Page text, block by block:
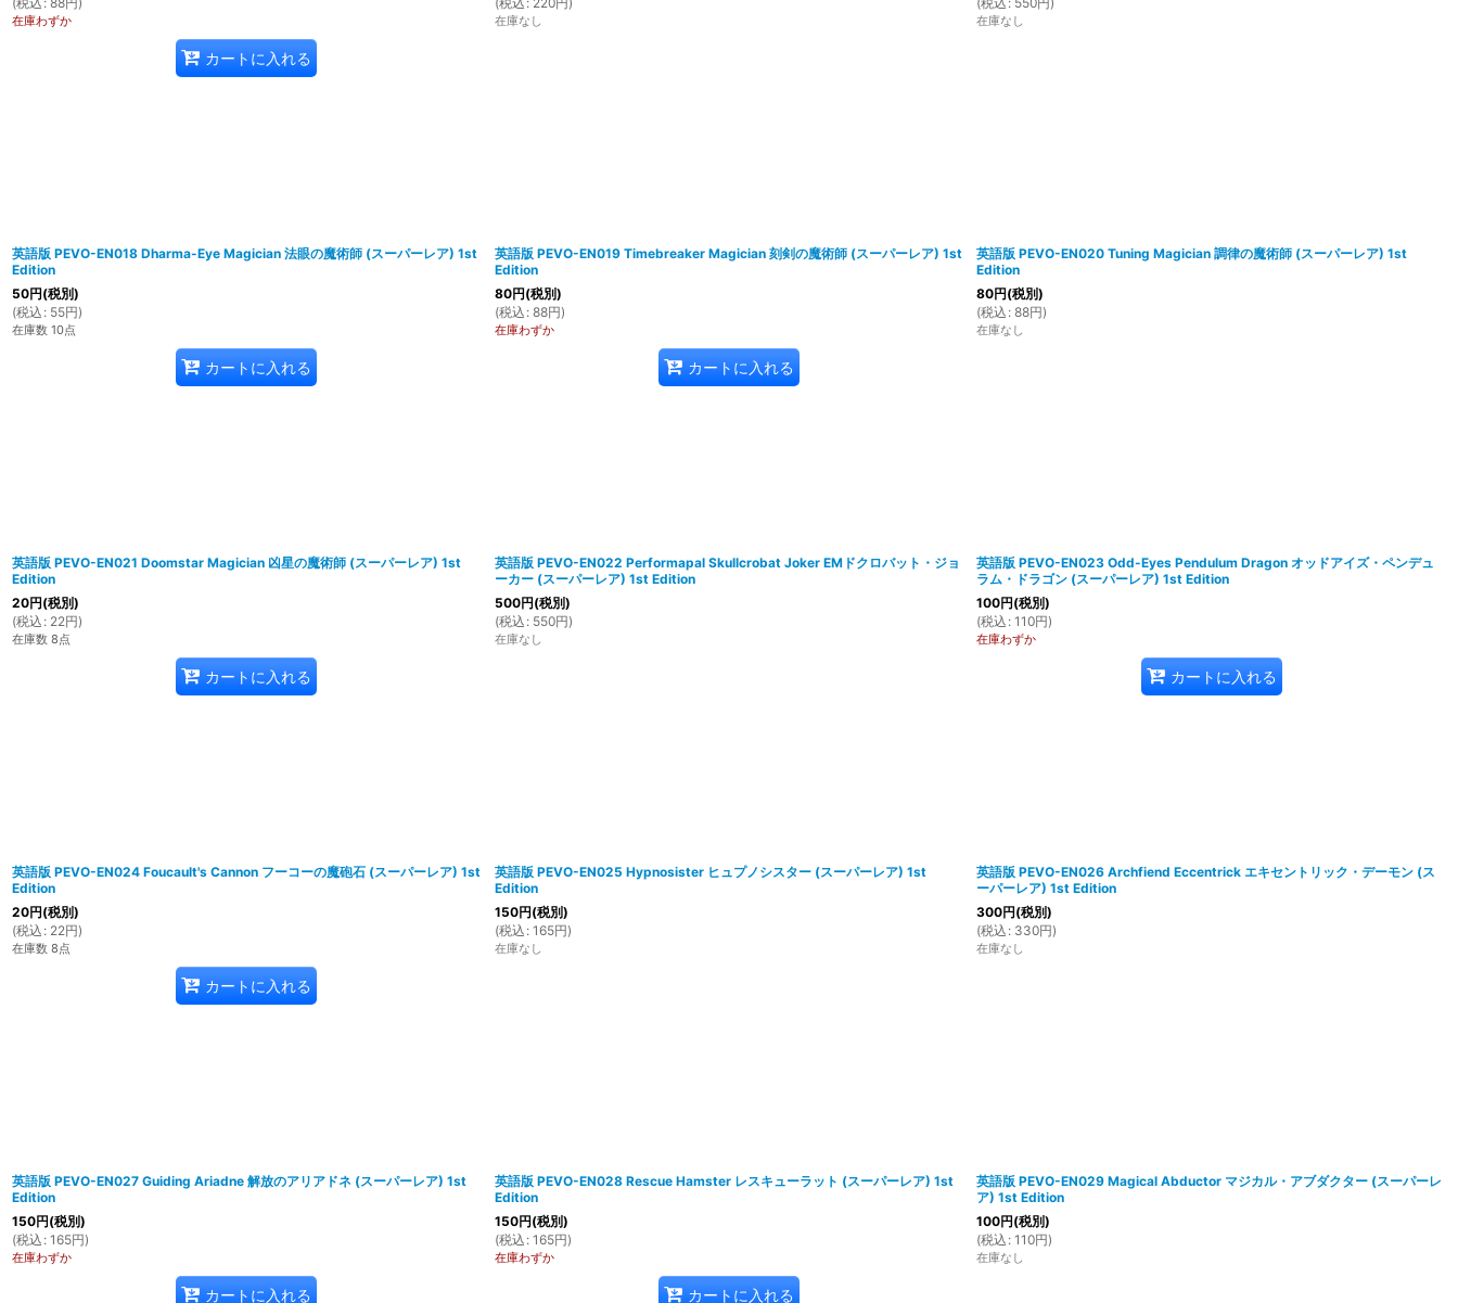
在庫わずか
カートに入れる
在庫なし 在庫なし
英語版 PEVO-EN018 Dharma-Eye Magician 法眼の魔術師 (スーパーレア) 1st
Edition
50円(税別)
(税込 : 55円)
在庫数 10点
カートに入れる
英語版 PEVO-EN019 Timebreaker Magician 刻剣の魔術師 (スーパーレア) 1st
Edition
80円(税別)
(税込 : 88円)
在庫わずか
カートに入れる
英語版 PEVO-EN020 Tuning Magician 調律の魔術師 (スーパーレア) 1st
Edition
80円(税別)
(税込 : 88円)
在庫なし
英語版 PEVO-EN021 Doomstar Magician 凶星の魔術師 (スーパーレア) 1st
Edition
20円(税別)
(税込 : 22円)
在庫数 8点
カートに入れる
英語版 PEVO-EN022 Performapal Skullcrobat Joker EMドクロバット・ジョ
ーカー (スーパーレア) 1st Edition
500円(税別)
(税込 : 550円)
在庫なし
英語版 PEVO-EN023 Odd-Eyes Pendulum Dragon オッドアイズ・ペンデュ
ラム・ドラゴン (スーパーレア) 1st Edition
100円(税別)
(税込 : 110円)
在庫わずか
カートに入れる
英語版 PEVO-EN024 Foucault's Cannon フーコーの魔砲石 (スーパーレア) 1st
Edition
20円(税別)
(税込 : 22円)
在庫数 8点
カートに入れる
英語版 PEVO-EN025 Hypnosister ヒュプノシスター (スーパーレア) 1st
Edition
150円(税別)
(税込 : 165円)
在庫なし
英語版 PEVO-EN026 Archfiend Eccentrick エキセントリック・デーモン (ス
ーパーレア) 1st Edition
300円(税別)
(税込 : 330円)
在庫なし
英語版 PEVO-EN027 Guiding Ariadne 解放のアリアドネ (スーパーレア) 1st
Edition
150円(税別)
(税込 : 165円)
在庫わずか
カートに入れる
英語版 PEVO-EN028 Rescue Hamster レスキューラット (スーパーレア) 1st
Edition
150円(税別)
(税込 : 165円)
在庫わずか
カートに入れる
英語版 PEVO-EN029 Magical Abductor マジカル・アブダクター (スーパーレ
ア) 1st Edition
100円(税別)
(税込 : 110円)
在庫なし